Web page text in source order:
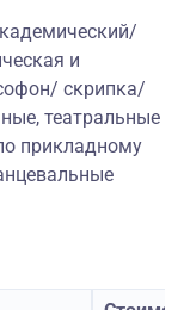
и
скрипка/
театральные
прикладному